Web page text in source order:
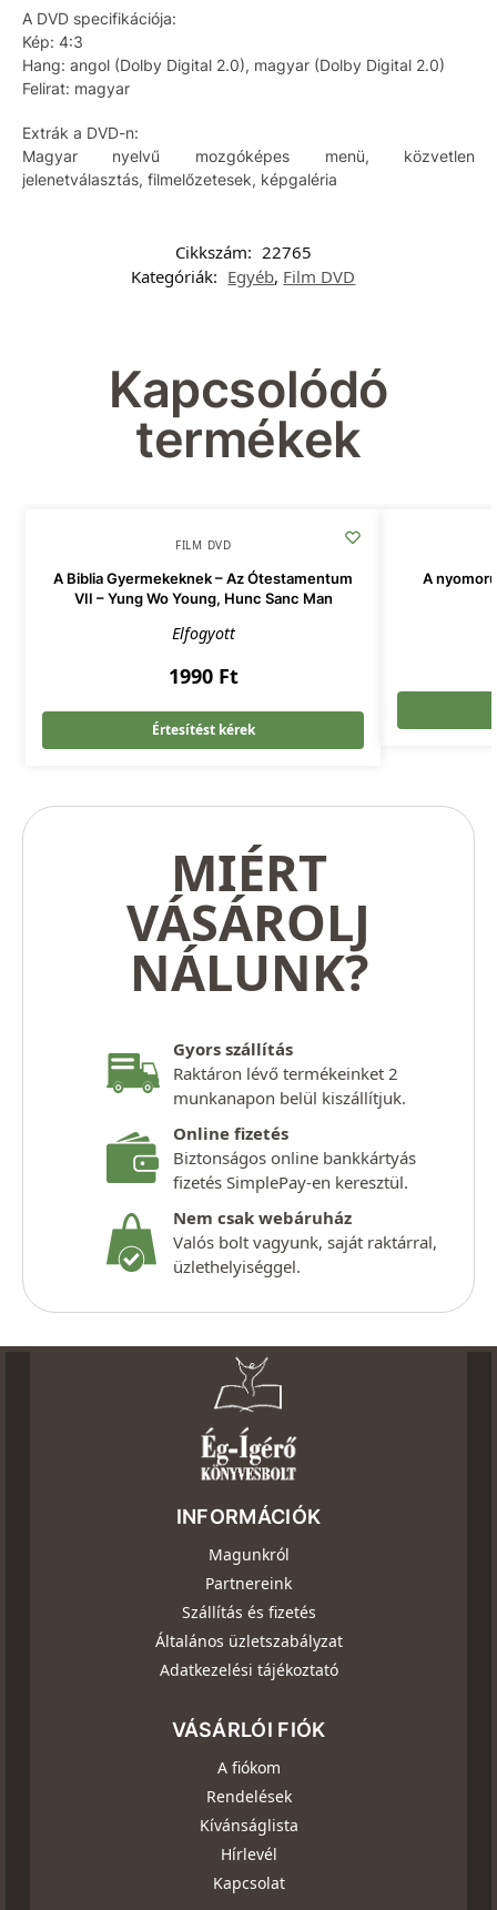
A DVD specifikációja:
Kép: 4:3
Hang: angol (Dolby Digital 2.0), magyar (Dolby Digital 2.0)
Felirat: magyar
Extrák a DVD-n:
Magyar nyelvű mozgóképes menü, közvetlen
jelenetválasztás, filmelőzetesek, képgaléria
Cikkszám: 22765
Kategóriák: Egyéb, Film DVD
Kapcsolódó
termékek
FILM DVD
A Biblia Gyermekeknek – Az Ótestamentum
VII – Yung Wo Young, Hunc Sanc Man
Elfogyott
1990 Ft
Értesítést kérek
A
MIÉRT
VÁSÁROLJ
NÁLUNK?
Gyors szállítás
Raktáron lévő termékeinket 2
munkanapon belül kiszállítjuk.
Online fizetés
Biztonságos online bankkártyás
fizetés SimplePay-en keresztül.
Nem csak webáruház
Valós bolt vagyunk, saját raktárral,
üzlethelyiséggel.
INFORMÁCIÓK
Magunkról
Partnereink
Szállítás és fizetés
Általános üzletszabályzat
Adatkezelési tájékoztató
VÁSÁRLÓI FIÓK
A fiókom
Rendelések
Kívánságlista
Hírlevél
Kapcsolat